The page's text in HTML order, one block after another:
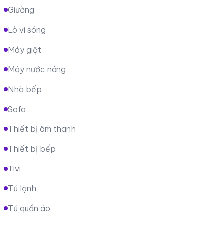
Giường
Lò vi sóng
Máy giặt
Máy nước nóng
Nhà bếp
Sofa
Thiết bị âm thanh
Thiết bị bếp
Tivi
Tủ lạnh
Tủ quần áo